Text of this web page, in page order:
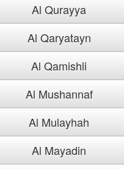
Al Qurayya
Al Qaryatayn
Al Qamishli
Al Mushannaf
Al Mulayhah
Al Mayadin